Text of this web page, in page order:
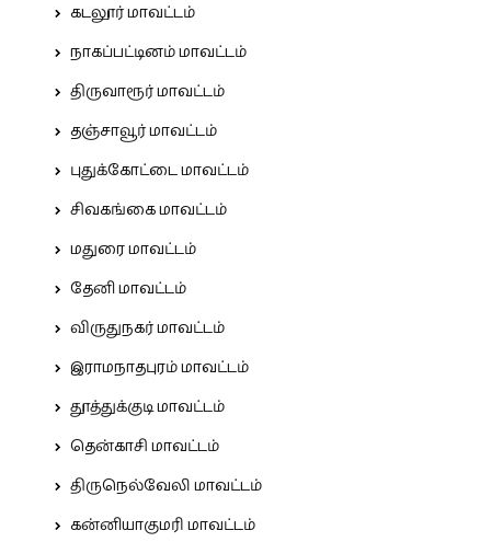
கடலூர் மாவட்டம்
நாகப்பட்டினம் மாவட்டம்
திருவாரூர் மாவட்டம்
தஞ்சாவூர் மாவட்டம்
புதுக்கோட்டை மாவட்டம்
சிவகங்கை மாவட்டம்
மதுரை மாவட்டம்
தேனி மாவட்டம்
விருதுநகர் மாவட்டம்
இராமநாதபுரம் மாவட்டம்
தூத்துக்குடி மாவட்டம்
தென்காசி மாவட்டம்
திருநெல்வேலி மாவட்டம்
கன்னியாகுமரி மாவட்டம்